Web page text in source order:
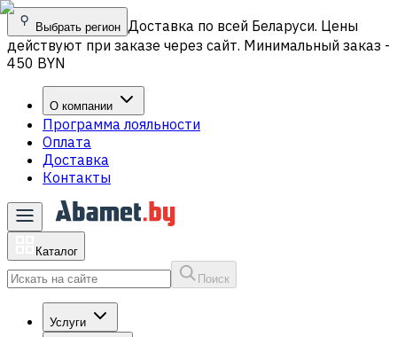
Выбрать регион Доставка по всей Беларуси. Цены
действуют при заказе через сайт. Минимальный заказ -
450 BYN
О компании
Программа лояльности
Оплата
Доставка
Контакты
Каталог
Поиск
Услуги